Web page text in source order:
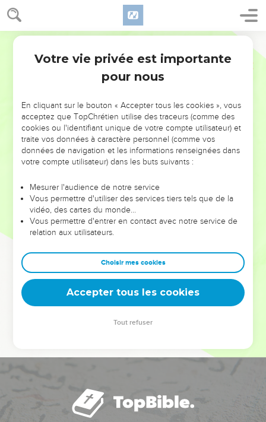
NE MANQUEZ PAS L’ÉVÉNEMENT
DE L’ANNÉE !
ET SI LEURS ERREURS POUVAIENT VOUS ÉVITER LES
VOTRES ?
leur foi ou leur vision. Mais on voit moins les doutes, les erreurs
et les saisons difficiles qu'ils ont traversés, alors même que ce
sont elles qui les ont façonnés.
Dans cette conférence, leaders, entrepreneurs, et responsables
clés pour avancer avec plus de sagesse afin que leurs erreurs
deviennent vos tremplins. Que vous guidiez un ministère, une
équipe, un groupe ou une famille, leur expérience est faite
Votre vie privée est importante
pour nous
En cliquant sur le bouton « Accepter tous les cookies », vous
acceptez que TopChrétien utilise des traceurs (comme des
cookies ou l'identifiant unique de votre compte utilisateur) et
traite vos données à caractère personnel (comme vos
données de navigation et les informations renseignées dans
votre compte utilisateur) dans les buts suivants :
Mesurer l'audience de notre service
Vous permettre d'utiliser des services tiers tels que de la
vidéo, des cartes du monde…
Vous permettre d'entrer en contact avec notre service de
relation aux utilisateurs.
Choisir mes cookies
Accepter tous les cookies
Tout refuser